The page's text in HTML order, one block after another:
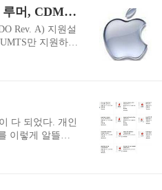
만 매출은 Nokia
공개하지 않고
따르면 iPhone
고 한다. 반면 N
분에는 논란의
iPhone World Mode 개발 루머, CDMA 지원 가능성
Rev. A) 지원설
만 지원하는
버전이 개발될
용할 수 있도록
하며, 기기의 제
이 맡을 것
의 혼하이 정밀
는 새로운 iPhon
다 되었다. 개인
이렇게 알뜰하
지금까지 거의